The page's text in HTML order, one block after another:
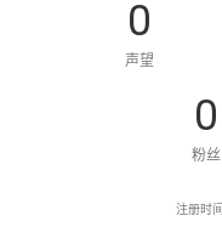
0
声望
0
粉丝
注册时间